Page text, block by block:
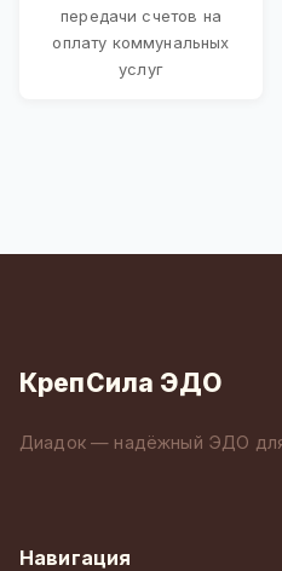
передачи счетов на
оплату коммунальных
услуг
КрепСила ЭДО
Диадок — надёжный ЭДО для
Навигация